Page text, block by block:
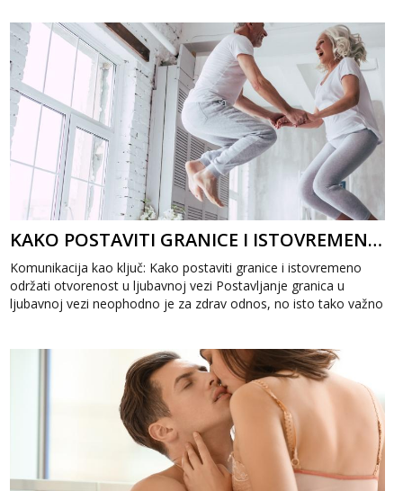
KAKO POSTAVITI GRANICE I ISTOVREMENO ODRŽATI OTVORENOST U LJUBAVNOJ VEZI
Komunikacija kao ključ: Kako postaviti granice i istovremeno
održati otvorenost u ljubavnoj vezi Postavljanje granica u
ljubavnoj vezi neophodno je za zdrav odnos, no isto tako važno